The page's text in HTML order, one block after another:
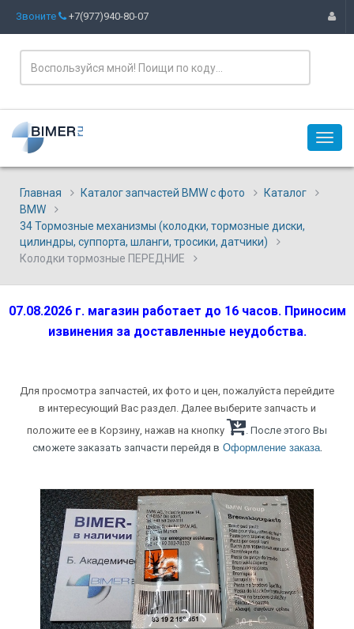
Звоните +7(977)940-80-07
Главная Каталог запчастей BMW с фото
Каталог
BMW
34 Тормозные механизмы (колодки, тормозные диски,
цилиндры, суппорта, шланги, тросики, датчики)
Колодки тормозные ПЕРЕДНИЕ
07.08.2026 г. магазин работает до 16 часов. Приносим
извинения за доставленные неудобства.
Для просмотра запчастей, их фото и цен, пожалуйста перейдите
в интересующий Вас раздел. Далее выберите запчасть и
положите ее в Корзину, нажав на кнопку
. После этого Вы
сможете заказать запчасти перейдя в Оформление заказа.